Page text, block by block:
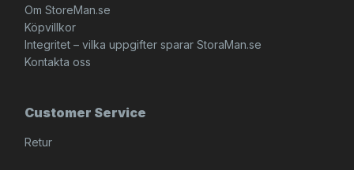
Om StoreMan.se
Köpvillkor
Integritet – vilka uppgifter sparar StoraMan.se
Kontakta oss
Customer Service
Retur